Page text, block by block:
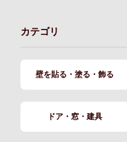
カテゴリ
壁を貼る・塗る・飾る
ドア・窓・建具